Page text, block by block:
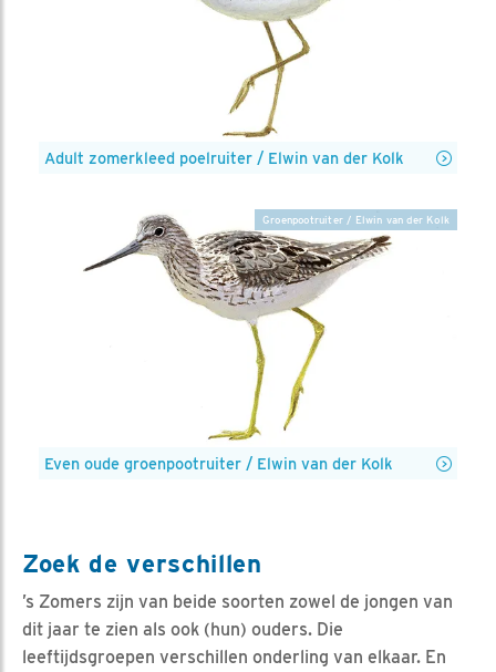
Adult zomerkleed poelruiter / Elwin van der Kolk
Even oude groenpootruiter / Elwin van der Kolk
Groenpootruiter / Elwin van der Kolk
Zoek de verschillen
’s Zomers zijn van beide soorten zowel de jongen van
dit jaar te zien als ook (hun) ouders. Die
leeftijdsgroepen verschillen onderling van elkaar. En